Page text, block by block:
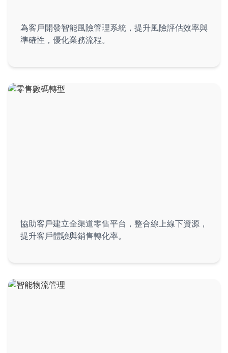
金融科技解決方案
金融服務行業
為客戶開發智能風險管理系統，提升風險評估效率與
準確性，優化業務流程。
零售數碼轉型
零售與電商行業
協助客戶建立全渠道零售平台，整合線上線下資源，
提升客戶體驗與銷售轉化率。